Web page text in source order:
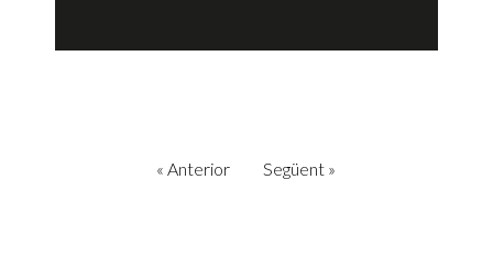
« Anterior Següent »